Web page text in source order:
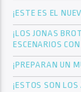
¡ESTE ES EL
¡LOS JONAS
ESCENARIOS
¡PREPARAN UN
¡ESTOS SON